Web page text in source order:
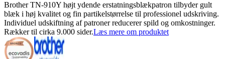
Brother TN-910Y højt ydende erstatningsblækpatron tilbyder gult
blæk i høj kvalitet og fin partikelstørrelse til professionel udskriving.
Individuel udskiftning af patroner reducerer spild og omkostninger.
Rækker til cirka 9.000 sider.Læs mere om produktet